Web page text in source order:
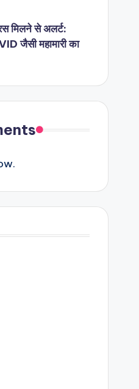
मिलने से अलर्ट:
जैसी महामारी का